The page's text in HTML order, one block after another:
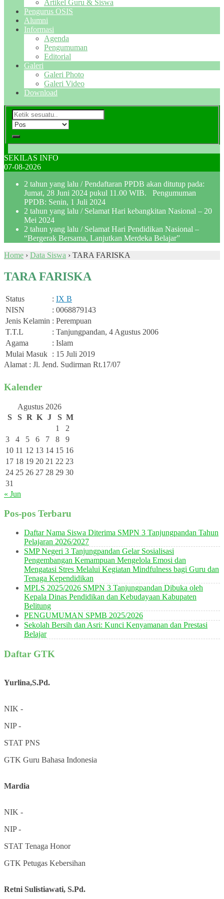
Artikel Guru & Siswa
Pengurus OSIS
Alumni
Informasi
Agenda
Pengumuman
Editorial
Galeri
Galeri Photo
Galeri Video
Download
SEKILAS INFO
07-08-2026
2 tahun yang lalu / Pendaftaran PPDB akan ditutup pada:
Jumat, 28 Juni 2024 pukul 11.00 WIB. Pengumuman
PPDB: Senin, 1 Juli 2024
2 tahun yang lalu / Selamat Hari kebangkitan Nasional – 20
Mei 2024
2 tahun yang lalu / Selamat Hari Pendidikan Nasional –
“Bergerak Bersama, Lanjutkan Merdeka Belajar”
Home › Data Siswa › TARA FARISKA
TARA FARISKA
Status : IX B
NISN
: 0068879143
Jenis Kelamin : Perempuan
T.T.L
: Tanjungpandan, 4 Agustus 2006
Agama
: Islam
Mulai Masuk : 15 Juli 2019
Alamat : Jl. Jend. Sudirman Rt.17/07
Kalender
Agustus 2026
S
S R K J S M
1
2
3
4 5 6 7 8
9
10 11 12 13 14 15 16
17 18 19 20 21 22 23
24 25 26 27 28 29 30
31
« Jun
Pos-pos Terbaru
Daftar Nama Siswa Diterima SMPN 3 Tanjungpandan Tahun
Pelajaran 2026/2027
SMP Negeri 3 Tanjungpandan Gelar Sosialisasi
Pengembangan Kemampuan Mengelola Emosi dan
Mengatasi Stres Melalui Kegiatan Mindfulness bagi Guru dan
Tenaga Kependidikan
MPLS 2025/2026 SMPN 3 Tanjungpandan Dibuka oleh
Kepala Dinas Pendidikan dan Kebudayaan Kabupaten
Belitung
PENGUMUMAN SPMB 2025/2026
Sekolah Bersih dan Asri: Kunci Kenyamanan dan Prestasi
Belajar
Daftar GTK
Yurlina,S.Pd.
NIK -
NIP-
STAT PNS
GTK Guru Bahasa Indonesia
Mardia
NIK -
NIP-
STAT Tenaga Honor
GTK Petugas Kebersihan
Retni Sulistiawati, S.Pd.